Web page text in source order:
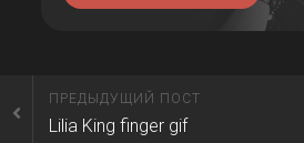
ПРЕДЫДУЩИЙ ПОСТ
Lilia King finger gif